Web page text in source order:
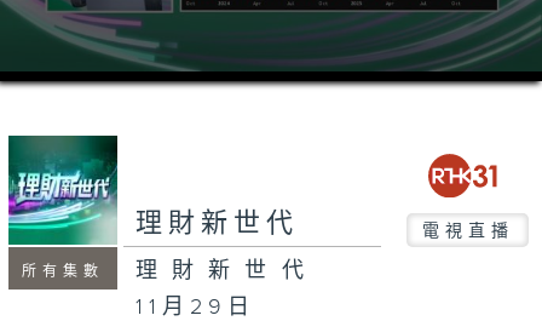
0
seconds
second
所有集數
理財新世代 電視直播
理財新世代
11月29日